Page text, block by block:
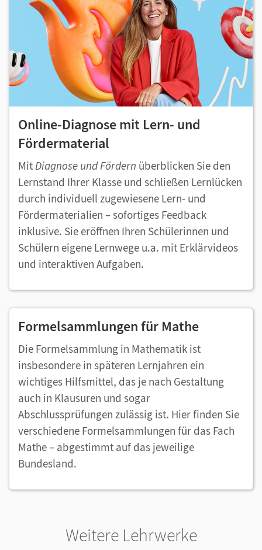
Online-Diagnose mit Lern- und
Fördermaterial
MitDiagnose und Fördern überblicken Sie den
Lernstand Ihrer Klasse und schließen Lernlücken
durch individuell zugewiesene Lern- und
Fördermaterialien – sofortiges Feedback
inklusive. Sie eröffnen Ihren Schülerinnen und
Schülern eigene Lernwege u.a. mit Erklärvideos
und interaktiven Aufgaben.
Formelsammlungen für Mathe
Die Formelsammlung in Mathematik ist
insbesondere in späteren Lernjahren ein
wichtiges Hilfsmittel, das je nach Gestaltung
auch in Klausuren und sogar
Abschlussprüfungen zulässig ist. Hier finden Sie
verschiedene Formelsammlungen für das Fach
Mathe – abgestimmt auf das jeweilige
Bundesland.
Weitere Lehrwerke